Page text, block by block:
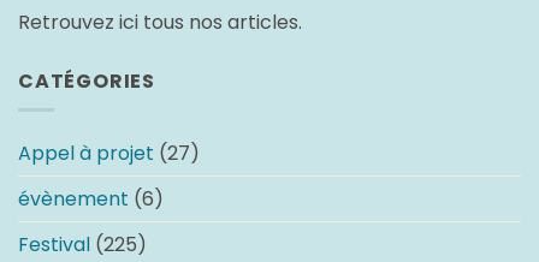
Retrouvez ici tous nos articles.
CATÉGORIES
Appel à projet (27)
évènement (6)
Festival (225)